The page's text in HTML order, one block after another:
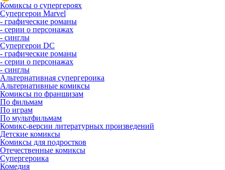
Комиксы о супергероях
Супергерои Marvel
- графические романы
- серии о персонажах
- синглы
Супергерои DC
- графические романы
- серии о персонажах
- синглы
Альтернативная супергероика
Альтернативные комиксы
Комиксы по франшизам
По фильмам
По играм
По мультфильмам
Комикс-версии литературных произведений
Детские комиксы
Комиксы для подростков
Отечественные комиксы
Супергероика
Комедия